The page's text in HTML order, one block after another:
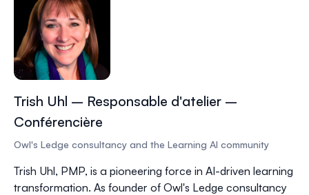
Trish Uhl – Responsable d'atelier –
Conférencière
Owl's Ledge consultancy and the Learning AI community
Trish Uhl, PMP, is a pioneering force in AI-driven learning
transformation. As founder of Owl's Ledge consultancy